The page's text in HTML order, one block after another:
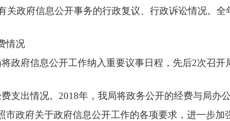
关政府信息公开事务的行政复议、行政诉讼情况。
情况
政府信息公开工作纳入重要议事日程，先后2次召
支出情况。2018年，我局将政务公开的经费与局办
市政府关于政府信息公开工作的各项要求，进一步加